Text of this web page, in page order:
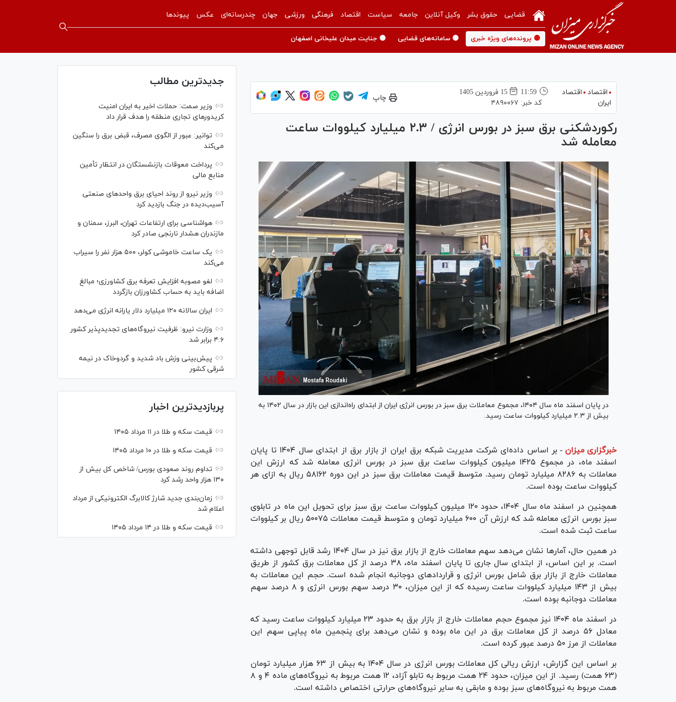
قضایی حقوق بشر وکیل آنلاین جامعه سیاست اقتصاد فرهنگی ورزشی جهان چندرسانه‌ای عکس پیوندها
🟡 پرونده‌های ویژه خبری 🟡 سامانه‌های قضایی 🟡 جنایت میدان علیخانی اصفهان
اقتصاد
اقتصاد
ایران
11:59
15 فروردين 1405
کد خبر: ۴۸۹۰۰۶۷
چاپ
رکوردشکنی برق سبز در بورس انرژی / ۲.۳ میلیارد کیلووات‌ ساعت
معامله شد
در پایان اسفند ماه سال ۱۴۰۴، مجموع معاملات برق سبز در بورس انرژی ایران از ابتدای راه‌اندازی این بازار در سال ۱۴۰۲ به
بیش از ۲.۳ میلیارد کیلووات ساعت رسید.
خبرگزاری میزان -
بر اساس داده‌ای شرکت مدیریت شبکه برق ایران از بازار برق از ابتدای سال ۱۴۰۴ تا پایان
اسفند ماه، در مجموع ۱۴۲۵ میلیون کیلووات ساعت برق سبز در بورس انرژی معامله شد که ارزش این
معاملات به ۸۲۸۶ میلیارد تومان رسید. متوسط قیمت معاملات برق سبز در این دوره ۵۸۱۶۲ ریال به ازای هر
کیلووات ساعت بوده است.
همچنین در اسفند ماه سال ۱۴۰۴، حدود ۱۲۰ میلیون کیلووات ساعت برق سبز برای تحویل این ماه در تابلوی
سبز بورس انرژی معامله شد که ارزش آن ۶۰۰ میلیارد تومان و متوسط قیمت معاملات ۵۰۰۷۵ ریال بر کیلووات
ساعت ثبت شده است.
در همین حال، آمار‌ها نشان می‌دهد سهم معاملات خارج از بازار برق نیز در سال ۱۴۰۴ رشد قابل توجهی داشته
است. بر این اساس، از ابتدای سال جاری تا پایان اسفند ماه، ۳۸ درصد از کل معاملات برق کشور از طریق
معاملات خارج از بازار برق شامل بورس انرژی و قرارداد‌های دوجانبه انجام شده است. حجم این معاملات به
بیش از ۱۴۳ میلیارد کیلووات ساعت رسیده که از این میزان، ۳۰ درصد سهم بورس انرژی و ۸ درصد سهم
معاملات دوجانبه بوده است.
در اسفند ماه ۱۴۰۴ نیز مجموع حجم معاملات خارج از بازار برق به حدود ۲۳ میلیارد کیلووات ساعت رسید که
معادل ۵۶ درصد از کل معاملات برق در این ماه بوده و نشان می‌دهد برای پنجمین ماه پیاپی سهم این
معاملات از مرز ۵۰ درصد عبور کرده است.
بر اساس این گزارش، ارزش ریالی کل معاملات بورس انرژی در سال ۱۴۰۴ به بیش از ۶۳ هزار میلیارد تومان
(۶۳ همت) رسید. از این میزان، حدود ۲۴ همت مربوط به تابلو آزاد، ۱۲ همت مربوط به نیروگاه‌های ماده ۴ و ۸
همت مربوط به نیروگاه‌های سبز بوده و مابقی به سایر نیروگاه‌های حرارتی اختصاص داشته است.
جدیدترین مطالب
وزیر صمت: حملات اخیر به ایران امنیت
کریدورهای تجاری منطقه را هدف قرار داد
توانیر: عبور از الگوی مصرف، قبض برق را سنگین
می‌کند
پرداخت معوقات بازنشستگان در انتظار تأمین
منابع مالی
وزیر نیرو از روند احیای برق واحدهای صنعتی
آسیب‌دیده در جنگ بازدید کرد
هواشناسی برای ارتفاعات تهران، البرز، سمنان و
مازندران هشدار نارنجی صادر کرد
یک ساعت خاموشی کولر، ۵۰۰ هزار نفر را سیراب
می‌کند
لغو مصوبه افزایش تعرفه برق کشاورزی؛ مبالغ
اضافه باید به حساب کشاورزان بازگردد
ایران سالانه ۱۲۰ میلیارد دلار یارانه انرژی می‌دهد
وزارت نیرو: ظرفیت نیروگاه‌های تجدیدپذیر کشور
۴.۶ برابر شد
پیش‌بینی وزش باد شدید و گردوخاک در نیمه
شرقی کشور
پربازدیدترین اخبار
قیمت سکه و طلا در ۱۱ مرداد ۱۴۰۵
قیمت سکه و طلا در ۱۰ مرداد ۱۴۰۵
تداوم روند صعودی بورس/ شاخص کل بیش از
۱۳۰ هزار واحد رشد کرد
زمان‌بندی جدید شارژ کالابرگ الکترونیکی از مرداد
اعلام شد
قیمت سکه و طلا در ۱۴ مرداد ۱۴۰۵